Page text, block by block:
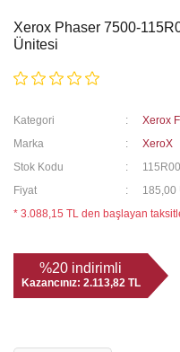
Xerox Phaser 7500-
Ünitesi
Kategori
Xerox
Marka
XeroX
Stok Kodu
Fiyat
185,00
* 3.088,15 TL den başlayan
%20 indirimli
Kazancınız: 2.113,82 TL
Xerox Toner
Hp Yazıcı
transfer belt blade ( bıçağı)